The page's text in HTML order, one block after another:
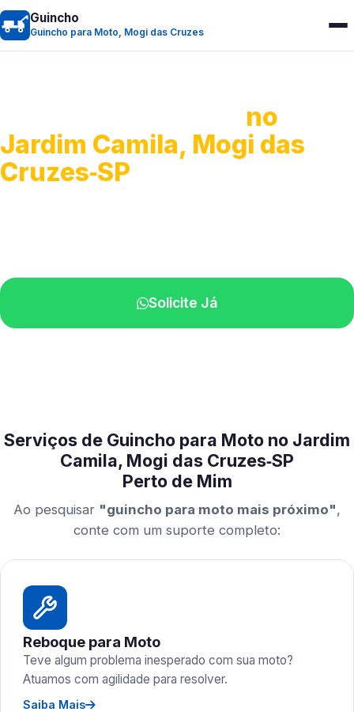
Guincho
Guincho para Moto, Mogi das Cruzes
no
Jardim Camila, Mogi das
Cruzes‑SP
Solicite Já
Serviços de Guincho para Moto no Jardim
Camila, Mogi das Cruzes‑SP
Perto de Mim
Ao pesquisar "guincho para moto mais próximo",
conte com um suporte completo:
Reboque para Moto
Teve algum problema inesperado com sua moto?
Atuamos com agilidade para resolver.
Saiba Mais